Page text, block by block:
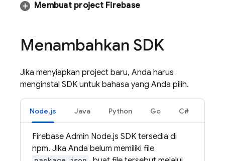
Membuat project Firebase
Menambahkan SDK
Jika menyiapkan project baru, Anda harus
menginstal SDK untuk bahasa yang Anda pilih.
Node.js Java Python Go C#
Firebase Admin Node.js SDK tersedia di
npm. Jika Anda belum memiliki file